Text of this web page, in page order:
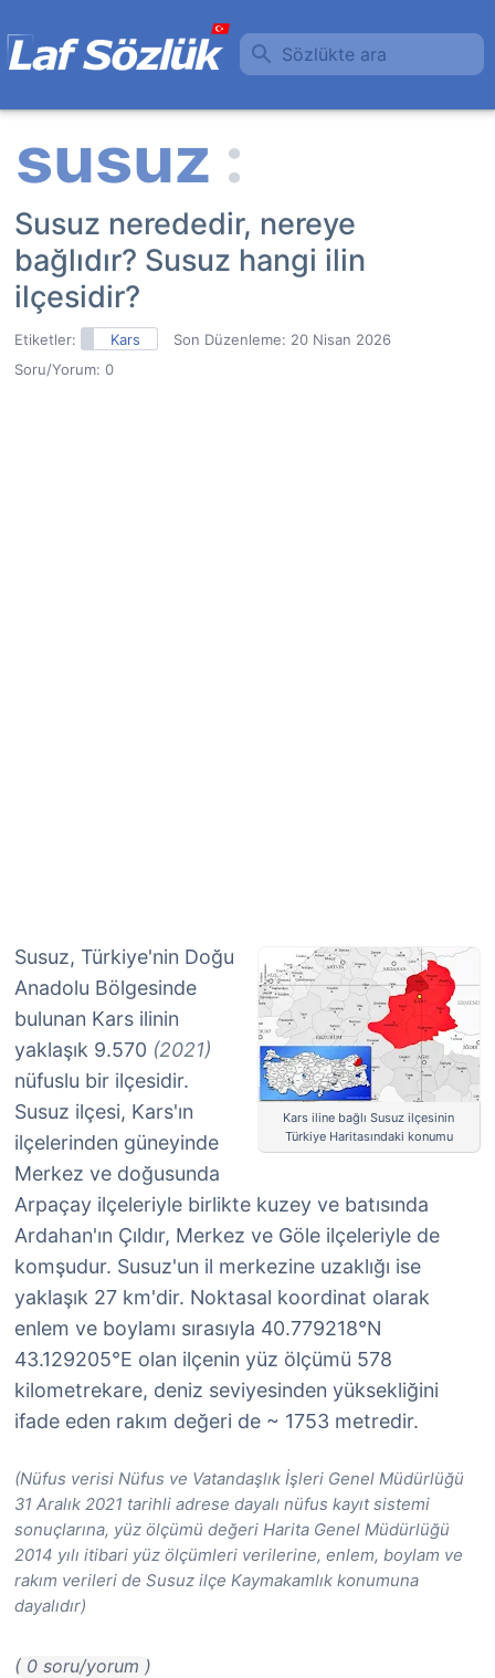
Sözlükte ara
Susuz nerededir, nereye
bağlıdır? Susuz hangi ilin
ilçesidir?
Etiketler: Kars Son Düzenleme: 20 Nisan 2026
Soru/Yorum: 0
Kars iline bağlı Susuz ilçesinin
Türkiye Haritasındaki konumu
Susuz, Türkiye'nin Doğu
Anadolu Bölgesinde
bulunan Kars ilinin
yaklaşık 9.570 (2021)
nüfuslu bir ilçesidir.
Susuz ilçesi, Kars'ın
ilçelerinden güneyinde
Merkez ve doğusunda
Arpaçay ilçeleriyle birlikte kuzey ve batısında
Ardahan'ın Çıldır, Merkez ve Göle ilçeleriyle de
komşudur. Susuz'un il merkezine uzaklığı ise
yaklaşık 27 km'dir. Noktasal koordinat olarak
enlem ve boylamı sırasıyla 40.779218°N
43.129205°E olan ilçenin yüz ölçümü 578
kilometrekare, deniz seviyesinden yüksekliğini
ifade eden rakım değeri de ~ 1753 metredir.
(Nüfus verisi Nüfus ve Vatandaşlık İşleri Genel Müdürlüğü
31 Aralık 2021 tarihli adrese dayalı nüfus kayıt sistemi
sonuçlarına, yüz ölçümü değeri Harita Genel Müdürlüğü
2014 yılı itibari yüz ölçümleri verilerine, enlem, boylam ve
rakım verileri de Susuz ilçe Kaymakamlık konumuna
dayalıdır)
( 0 soru/yorum )